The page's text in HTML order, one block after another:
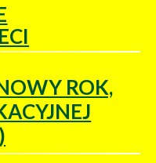
ROK,